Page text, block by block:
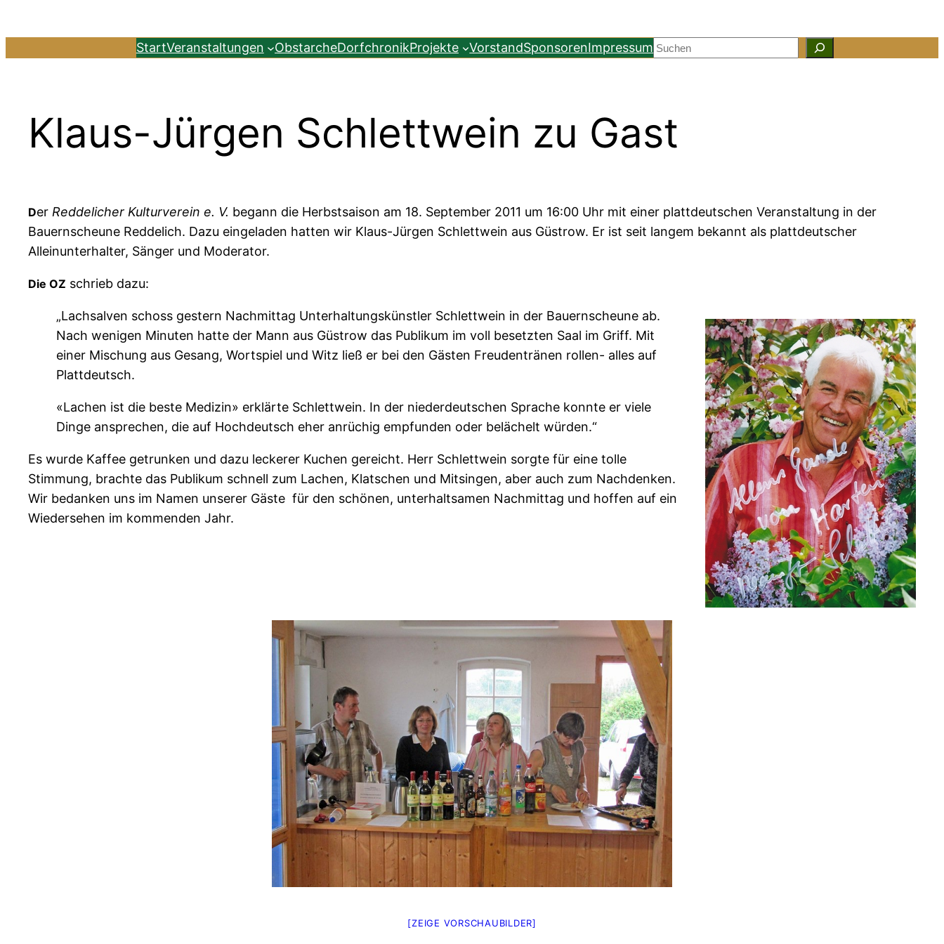
Inhalt
StartVeranstaltungen ObstarcheDorfchronikProjekte VorstandSponsorenImpressum Suchen
Klaus-Jürgen Schlettwein zu Gast
Der Reddelicher Kulturverein e. V. begann die Herbstsaison am 18. September 2011 um 16:00 Uhr mit einer plattdeutschen Veranstaltung in der
Bauernscheune Reddelich. Dazu eingeladen hatten wir Klaus-Jürgen Schlettwein aus Güstrow. Er ist seit langem bekannt als plattdeutscher
Alleinunterhalter, Sänger und Moderator.
Die OZ schrieb dazu:
„Lachsalven schoss gestern Nachmittag Unterhaltungskünstler Schlettwein in der Bauernscheune ab.
Nach wenigen Minuten hatte der Mann aus Güstrow das Publikum im voll besetzten Saal im Griff. Mit
einer Mischung aus Gesang, Wortspiel und Witz ließ er bei den Gästen Freudentränen rollen- alles auf
Plattdeutsch.
«Lachen ist die beste Medizin» erklärte Schlettwein. In der niederdeutschen Sprache konnte er viele
Dinge ansprechen, die auf Hochdeutsch eher anrüchig empfunden oder belächelt würden.“
Es wurde Kaffee getrunken und dazu leckerer Kuchen gereicht. Herr Schlettwein sorgte für eine tolle
Stimmung, brachte das Publikum schnell zum Lachen, Klatschen und Mitsingen, aber auch zum Nachdenken.
Wir bedanken uns im Namen unserer Gäste für den schönen, unterhaltsamen Nachmittag und hoffen auf ein
Wiedersehen im kommenden Jahr.
[ZEIGE VORSCHAUBILDER]